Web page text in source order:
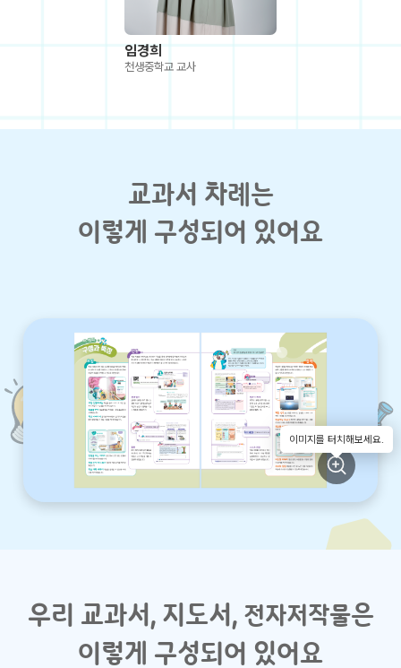
임경희
천생중학교 교사
교과서 차례는
이렇게 구성되어 있어요
이미지를 터치해보세요.
우리 교과서, 지도서, 전자저작물은
이렇게 구성되어 있어요